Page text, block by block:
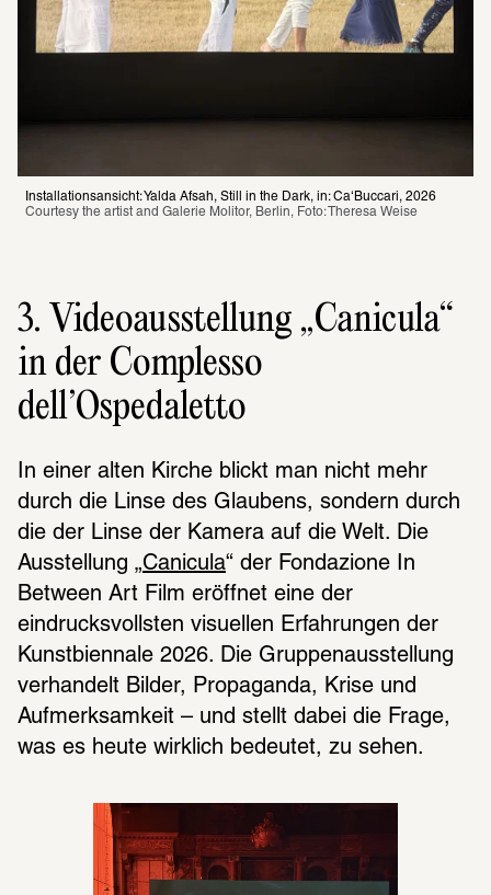
Installationsansicht: Yalda Afsah, Still in the Dark, in: Ca‘Buccari, 2026
Courtesy the artist and Galerie Molitor, Berlin, Foto: Theresa Weise
3. Videoausstellung „Canicula“
in der Complesso
dell’Ospedaletto
In einer alten Kirche blickt man nicht mehr
durch die Linse des Glaubens, sondern durch
die der Linse der Kamera auf die Welt. Die
Ausstellung „Canicula“ der Fondazione In
Between Art Film eröffnet eine der
eindrucksvollsten visuellen Erfahrungen der
Kunstbiennale 2026. Die Gruppenausstellung
verhandelt Bilder, Propaganda, Krise und
Aufmerksamkeit – und stellt dabei die Frage,
was es heute wirklich bedeutet, zu sehen.